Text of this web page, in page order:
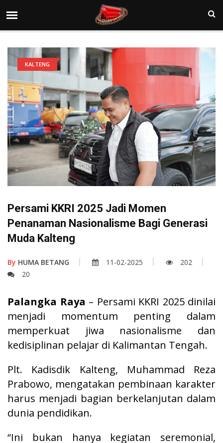
KALTENG
Persami KKRI 2025 Jadi Momen
Penanaman Nasionalisme Bagi Generasi
Muda Kalteng
By HUMA BETANG 11-02-2025
202
20
Palangka Raya – Persami KKRI 2025 dinilai
menjadi momentum penting dalam
memperkuat jiwa nasionalisme dan
kedisiplinan pelajar di Kalimantan Tengah.
Plt. Kadisdik Kalteng, Muhammad Reza
Prabowo, mengatakan pembinaan karakter
harus menjadi bagian berkelanjutan dalam
dunia pendidikan.
“Ini bukan hanya kegiatan seremonial,